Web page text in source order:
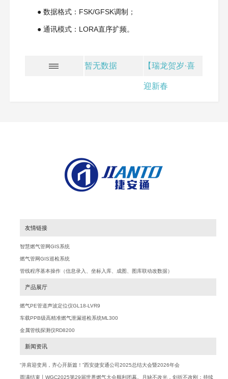
● 数据格式：FSK/GFSK调制；
● 通讯模式：LORA直序扩频。
暂无数据 【瑞龙贺岁·喜
迎新春
友情链接
智慧燃气管网GIS系统
燃气管网GIS巡检系统
管线程序基本操作（信息录入、坐标入库、成图、图库联动改数据）
产品展厅
燃气PE管道声波定位仪GL18-LVR9
车载PPB级高精准燃气泄漏巡检系统ML300
金属管线探测仪RD8200
新闻资讯
“并肩迎变局，齐心开新篇！”西安捷安通公司2025总结大会暨2026年会
圆满结束丨WGC2025第29届世界燃气大会顺利闭幕。月缺不改光，剑折不改刚；持续